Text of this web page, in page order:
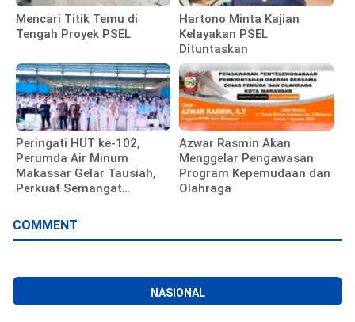
Mencari Titik Temu di
Tengah Proyek PSEL
Hartono Minta Kajian
Kelayakan PSEL
Dituntaskan
Peringati HUT ke-102,
Perumda Air Minum
Makassar Gelar Tausiah,
Perkuat Semangat
Azwar Rasmin Akan
Menggelar Pengawasan
Program Kepemudaan dan
Olahraga
COMMENT
NASIONAL